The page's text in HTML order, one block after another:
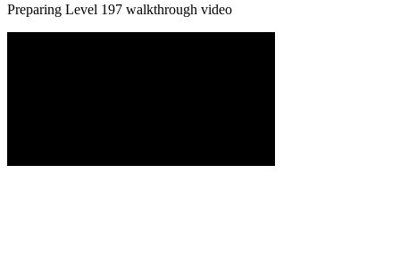
Preparing Level 197 walkthrough video